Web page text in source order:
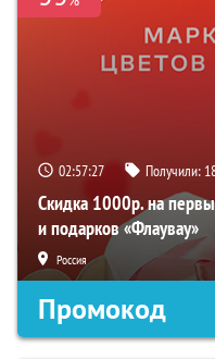
02:57:27 Получили:
Скидка 1000р. на
и подарков «Флаувау»
Россия
Промокод